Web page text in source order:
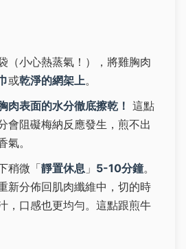
（小心熱蒸氣！），將雞胸肉
或乾淨的網架上。
肉表面的水分徹底擦乾！ 這點
會阻礙梅納反應發生，煎不出
氣。
稍微「靜置休息 」 5-10分鐘。
新分佈回肌肉纖維中，切的時
，口感也更均勻。這點跟煎牛